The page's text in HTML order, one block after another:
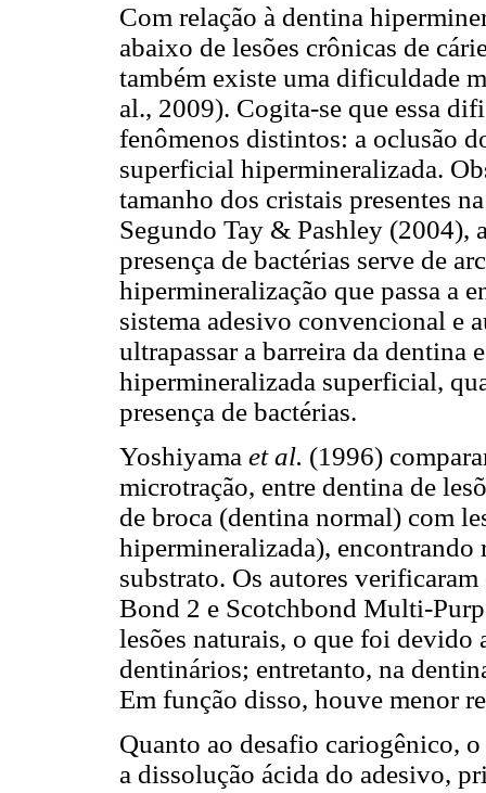
Com relação à dentina
abaixo de lesões crônicas de
também existe uma dificuldade
al., 2009). Cogita-se que essa
fenômenos distintos: a oclusão
superficial hipermineralizada.
tamanho dos cristais presentes
Segundo Tay & Pashley (2004),
presença de bactérias serve de
hipermineralização que passa a
sistema adesivo convencional e
ultrapassar a barreira da dentina
hipermineralizada superficial,
presença de bactérias.
Yoshiyama et al. (1996)
microtração, entre dentina de
de broca (dentina normal) com
hipermineralizada),
substrato. Os autores
Bond 2 e Scotchbond Multi-
lesões naturais, o que foi devido
dentinários; entretanto, na
Em função disso, houve menor
Quanto ao desafio cariogênico,
a dissolução ácida do adesivo,